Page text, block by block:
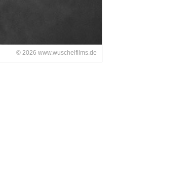
© 2026 www.wuschelfilms.de